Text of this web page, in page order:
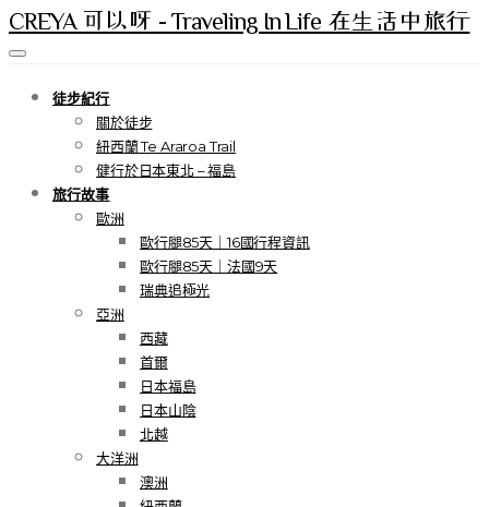
CREYA 可以呀 - Traveling In Life 在生活中旅行
徒步紀行
關於徒步
紐西蘭 Te Araroa Trail
健行於日本東北 – 福島
旅行故事
歐洲
歐行腿85天｜16國行程資訊
歐行腿85天｜法國9天
瑞典追極光
亞洲
西藏
首爾
日本福島
日本山陰
北越
大洋洲
澳洲